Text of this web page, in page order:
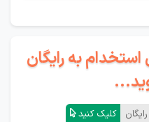
استخدام به رایگان
کلیک کنید